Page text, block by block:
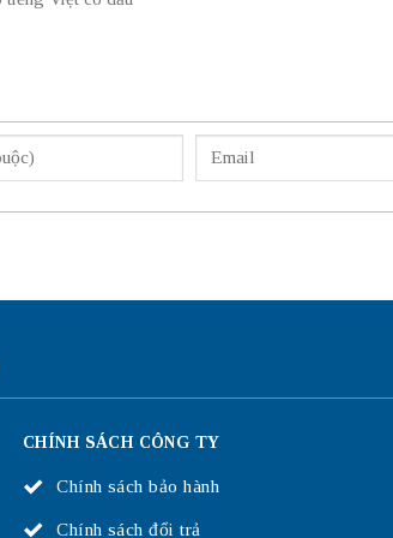
CHÍNH SÁCH CÔNG TY
Chính sách bảo hành
Chính sách đổi trả